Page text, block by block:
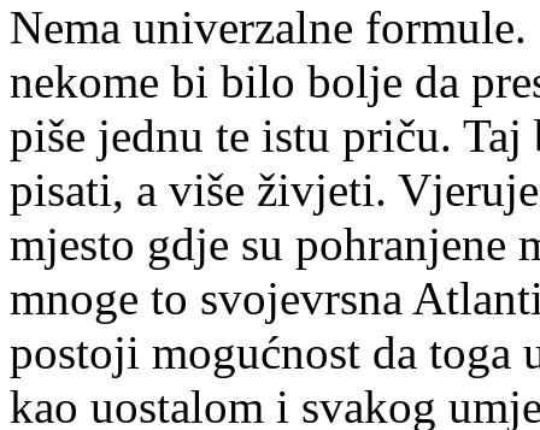
Nema univerzalne
nekome bi bilo bolje da
piše jednu te istu priču.
pisati, a više živjeti.
mjesto gdje su pohranjene
mnoge to svojevrsna
postoji mogućnost da toga
kao uostalom i svakog